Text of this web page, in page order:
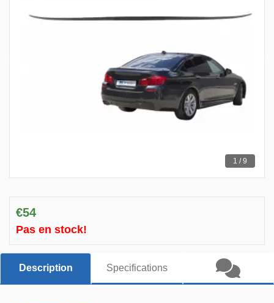
1 / 9
€54
Pas en stock!
Description Specifications